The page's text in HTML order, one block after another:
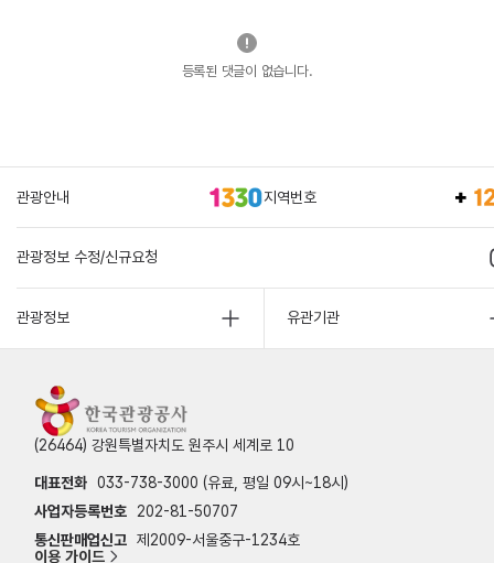
등록된 댓글이 없습니다.
관광안내 지역번호
관광정보 수정/신규요청
관광정보 유관기관
(26464) 강원특별자치도 원주시 세계로 10
대표전화 033-738-3000 (유료, 평일 09시~18시)
사업자등록번호
202-81-50707
통신판매업신고 제2009-서울중구-1234호
이용 가이드